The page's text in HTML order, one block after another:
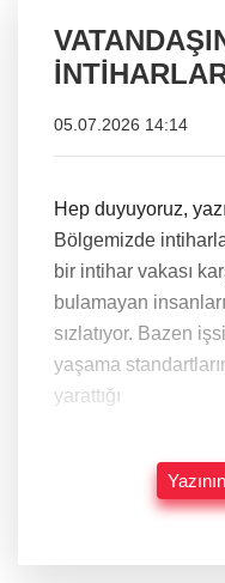
05.07.2026 14:14
Hep duyuyoruz,
Bölgemizde
bir intihar vakası karşımıza
bulamayan
sızlatıyor. Bazen
yaşama
yarattığı